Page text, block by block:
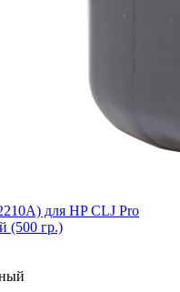
для HP CLJ Pro
(500 гр.)